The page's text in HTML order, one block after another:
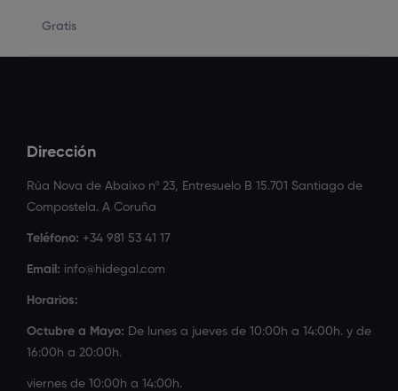
Gratis
Dirección
Rúa Nova de Abaixo nº 23, Entresuelo B 15.701 Santiago de
Compostela. A Coruña
Teléfono: +34 981 53 41 17
Email: info@hidegal.com
Horarios:
Octubre a Mayo: De lunes a jueves de 10:00h a 14:00h. y de
16:00h a 20:00h.
viernes de 10:00h a 14:00h.